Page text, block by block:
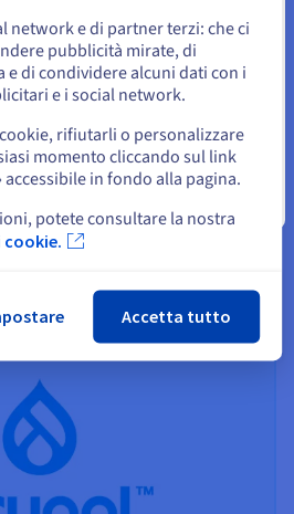
web
di hosting e come scegliere
web
network e di partner terzi: che ci
pubblicità mirate, di
e di condividere alcuni dati con i
e i social network.
rifiutarli o personalizzare
momento cliccando sul link
accessibile in fondo alla pagina.
potete consultare la nostra
Accetta tutto